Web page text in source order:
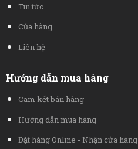
Tin tức
Của hàng
Liên hệ
Hướng dẫn mua hàng
Cam kết bán hàng
Hướng dẫn mua hàng
Đặt hàng Online - Nhận cửa hàng